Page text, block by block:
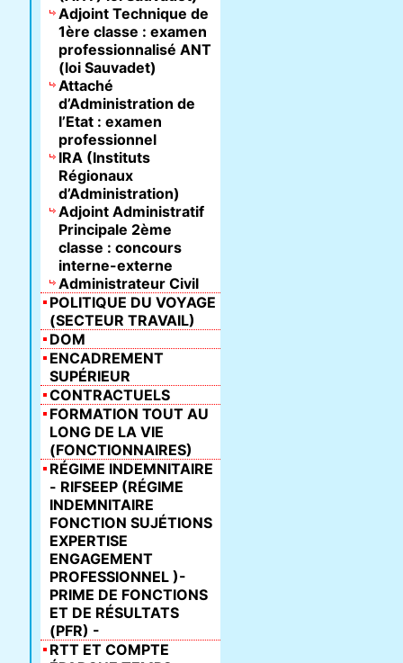
Adjoint Technique de
1ère classe : examen
professionnalisé ANT
(loi Sauvadet)
Attaché
d’Administration de
l’Etat : examen
professionnel
IRA (Instituts
Régionaux
d’Administration)
Adjoint Administratif
Principale 2ème
classe : concours
interne-externe
Administrateur Civil
POLITIQUE DU VOYAGE
(SECTEUR TRAVAIL)
DOM
ENCADREMENT
SUPÉRIEUR
CONTRACTUELS
FORMATION TOUT AU
LONG DE LA VIE
(FONCTIONNAIRES)
RÉGIME INDEMNITAIRE
- RIFSEEP (RÉGIME
INDEMNITAIRE
FONCTION SUJÉTIONS
EXPERTISE
ENGAGEMENT
PROFESSIONNEL )-
PRIME DE FONCTIONS
ET DE RÉSULTATS
(PFR) -
RTT ET COMPTE